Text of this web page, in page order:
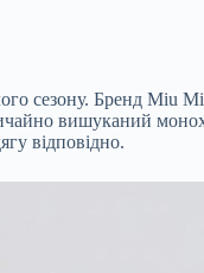
сезону. Бренд Miu
вишуканий
відповідно.